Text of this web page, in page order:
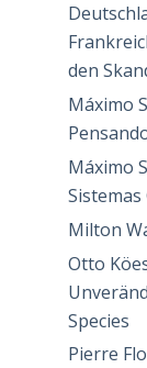
den
Máximo
Máximo
Milton
Otto
Species
Pierre